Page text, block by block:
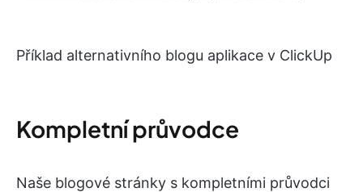
Příklad alternativního blogu aplikace v ClickUp
Kompletní průvodce
Naše blogové stránky s kompletními průvodci